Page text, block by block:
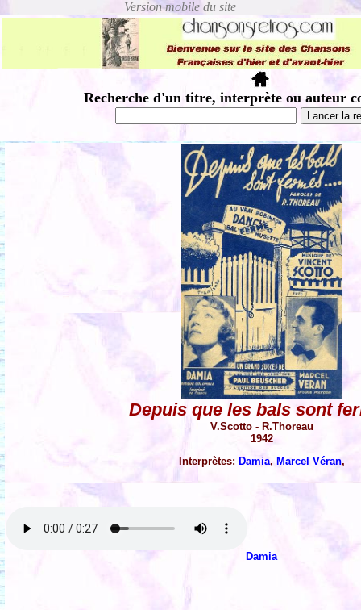
Recherche d'un titre, interprète ou auteur
Depuis que les bals sont
V.Scotto - R.Thoreau
1942
Interprètes: Damia, Marcel Véran,
Damia